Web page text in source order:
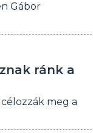
Gábor
ránk a
meg a